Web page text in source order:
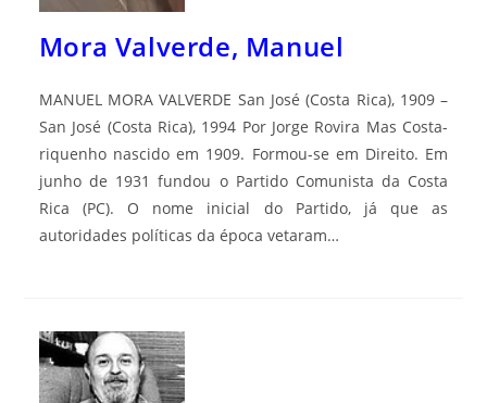
Mora Valverde, Manuel
MANUEL MORA VALVERDE San José (Costa Rica), 1909 –
San José (Costa Rica), 1994 Por Jorge Rovira Mas Costa-
riquenho nascido em 1909. Formou-se em Direito. Em
junho de 1931 fundou o Partido Comunista da Costa
Rica (PC). O nome inicial do Partido, já que as
autoridades políticas da época vetaram…